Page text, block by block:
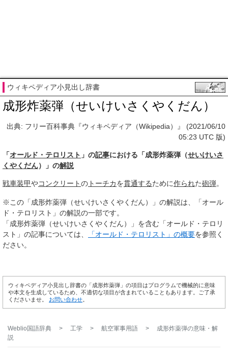
ウィキペディア小見出し辞書
成形炸薬弾（せいけいさくやくだん）
出典: フリー百科事典『ウィキペディア（Wikipedia）』 (2021/06/10
05:23 UTC 版)
「オールド・テロリスト 」の記事における「成形炸薬弾（せいけいさ
くやくだん）」の解説
戦車装甲やコンクリートの トーチカを貫通するために作られた砲弾。
※この「成形炸薬弾（せいけいさくやくだん）」の解説は、「オール
ド・テロリスト」の解説の一部です。
「成形炸薬弾（せいけいさくやくだん）」を含む「オールド・テロリ
スト」の記事については、
「オールド・テロリスト」の概要を参照く
ださい。
ウィキペディア小見出し辞書の「成形炸薬弾」の項目はプログラムで機械的に意味
や本文を生成しているため、不適切な項目が含まれていることもあります。ご了承
くださいませ。 お問い合わせ
Weblio国語辞典 > 工学 > 航空軍事用語 > 成形炸薬弾の意味・解
説